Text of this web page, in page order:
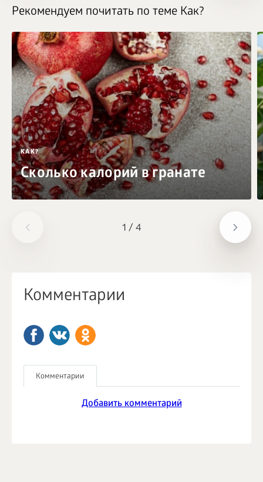
1 / 4
Рекомендуем почитать по теме Как?
КАК?
Сколько калорий в гранате
Комментарии
Комментарии
Добавить комментарий